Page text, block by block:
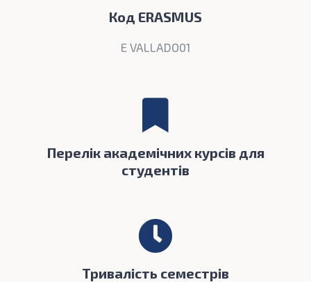
Код ERASMUS
E VALLADO01
Перелік академічних курсів для
студентів
Тривалість семестрів